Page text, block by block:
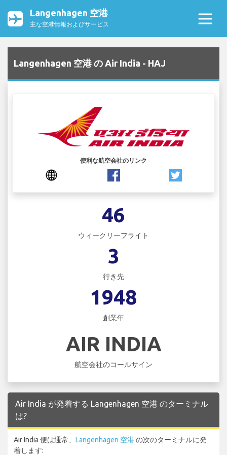
Langenhagen 空港
主な空港情報およびサービス
Langenhagen 空港 の Air India - HAJ
便利な航空会社のリンク
46
ウィークリーフライト
3
行き先
1948
創業年
AIR INDIA
航空会社のコールサイン
Air India が発着する Langenhagen 空港 のターミナル
は?
Air India 便は通常、 Langenhagen 空港の次のターミナルに発
着します: